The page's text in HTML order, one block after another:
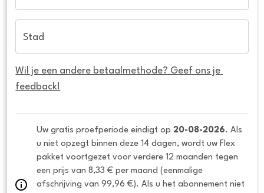
Stad
Wil je een andere betaalmethode? Geef ons je
feedback!
Uw gratis proefperiode eindigt op 20-08-2026. Als
u niet opzegt binnen deze 14 dagen, wordt uw Flex
pakket voortgezet voor verdere 12 maanden tegen
een prijs van 8,33 € per maand (eenmalige
afschrijving van 99,96 €). Als u het abonnement niet